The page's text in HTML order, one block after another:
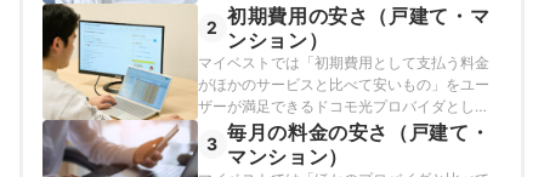
ア化しました。2026年6月8日時点の情報をも
とに検証を行っています。
2 初期費用の安さ（戸建て・マ
ンション）
マイベストでは「初期費用として支払う料金
がほかのサービスと比べて安いもの」をユー
ザーが満足できるドコモ光プロバイダとし、
以下の方法で検証を行いました。2026年7月
26日時点の情報をもとに検証を行っていま
す。
3 毎月の料金の安さ（戸建て・
マンション）